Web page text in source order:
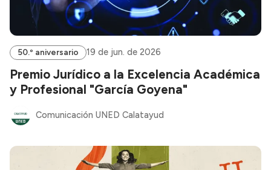
50.º aniversario 19 de jun. de 2026
Premio Jurídico a la Excelencia Académica
y Profesional "García Goyena"
Comunicación UNED Calatayud